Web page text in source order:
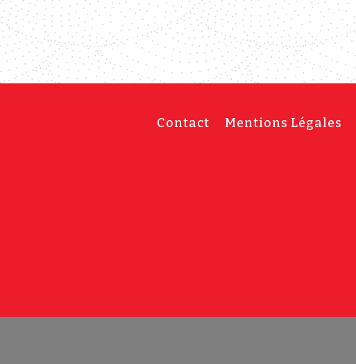
Contact Mentions Légales